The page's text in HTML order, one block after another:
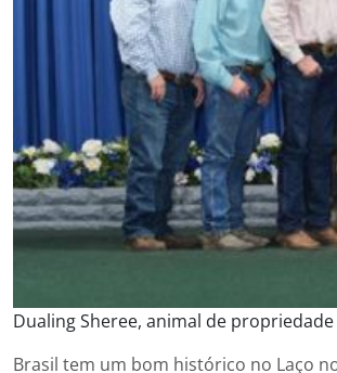
Dualing Sheree, animal de propriedade
Brasil tem um bom histórico no Laço